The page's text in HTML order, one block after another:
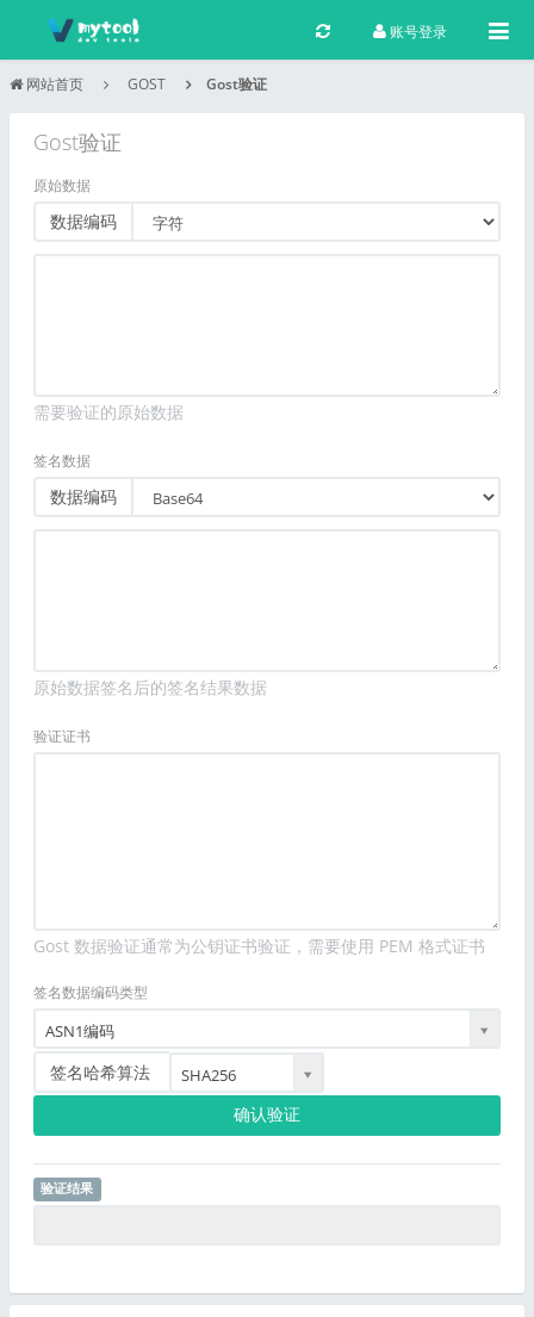
账号登录
网站首页 GOST Gost验证
Gost验证
原始数据
数据编码
需要验证的原始数据
签名数据
数据编码
原始数据签名后的签名结果数据
验证证书
Gost 数据验证通常为公钥证书验证，需要使用 PEM 格式证书
签名数据编码类型
ASN1编码
签名哈希算法 SHA256
确认验证
验证结果